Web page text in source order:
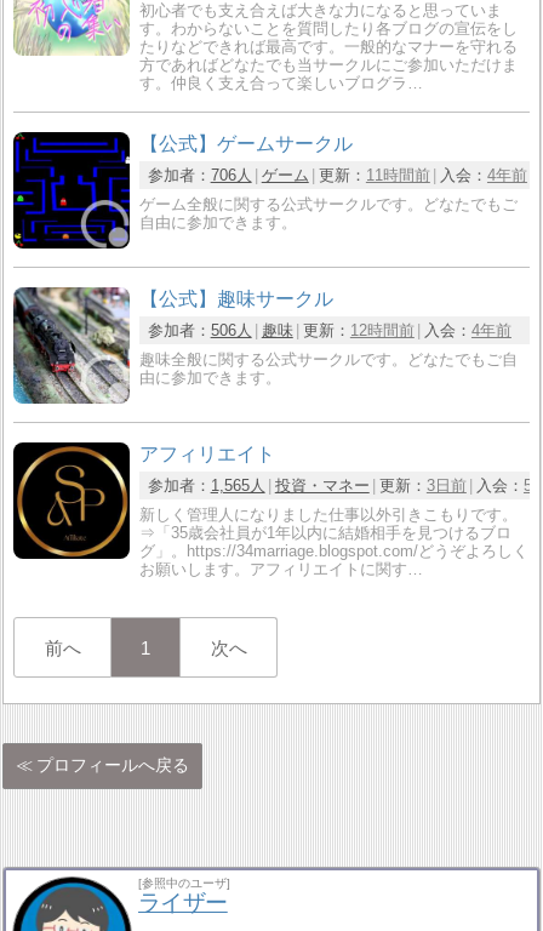
初心者でも支え合えば大きな力になると思っていま
す。わからないことを質問したり各ブログの宣伝をし
たりなどできれば最高です。一般的なマナーを守れる
方であればどなたでも当サークルにご参加いただけま
す。仲良く支え合って楽しいブログラ…
【公式】ゲームサークル
参加者： 706人 ゲーム 更新： 11時間前 入会： 4年前
ゲーム全般に関する公式サークルです。どなたでもご
自由に参加できます。
【公式】趣味サークル
参加者： 506人 趣味 更新： 12時間前 入会： 4年前
趣味全般に関する公式サークルです。どなたでもご自
由に参加できます。
アフィリエイト
参加者： 1,565人 投資・マネー 更新： 3日前 入会： 5
新しく管理人になりました仕事以外引きこもりです。
⇒「35歳会社員が1年以内に結婚相手を見つけるブロ
グ」。https://34marriage.blogspot.com/どうぞよろしく
お願いします。アフィリエイトに関す…
前へ 1 次へ
プロフィールへ戻る
[参照中のユーザ]
ライザー